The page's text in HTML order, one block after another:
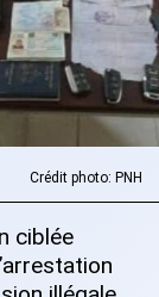
Crédit photo: PNH
ciblée